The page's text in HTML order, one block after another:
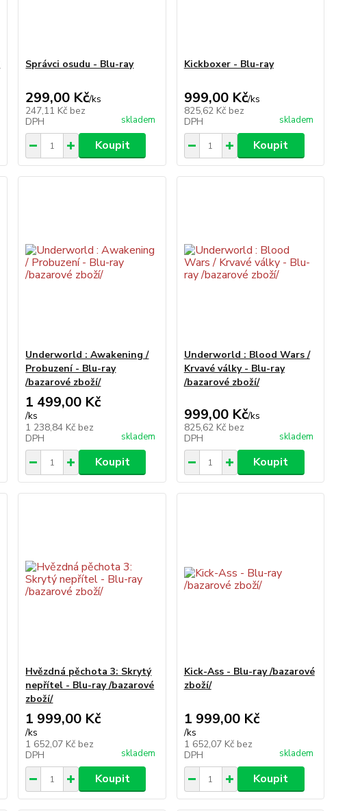
Správci osudu - Blu-ray
299,00 Kč/ks
247,11 Kč bez
DPH
skladem
Koupit
Kickboxer - Blu-ray
999,00 Kč/ks
825,62 Kč bez
DPH
skladem
Koupit
Underworld : Awakening /
Probuzení - Blu-ray
/bazarové zboží/
1 499,00 Kč
/ks
1 238,84 Kč bez
DPH
skladem
Koupit
Underworld : Blood Wars /
Krvavé války - Blu-ray
/bazarové zboží/
999,00 Kč/ks
825,62 Kč bez
DPH
skladem
Koupit
Hvězdná pěchota 3: Skrytý
nepřítel - Blu-ray /bazarové
zboží/
1 999,00 Kč
/ks
1 652,07 Kč bez
DPH
skladem
Koupit
Kick-Ass - Blu-ray /bazarové
zboží/
1 999,00 Kč
/ks
1 652,07 Kč bez
DPH
skladem
Koupit